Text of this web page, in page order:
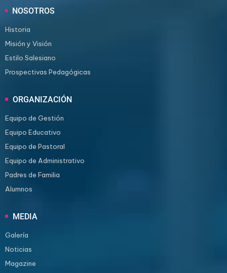
NOSOTROS
Historia
Misión y Visión
Estilo Salesiano
Prospectivas Pedagógicas
ORGANIZACIÓN
Equipo de Gestión
Equipo Educativo
Equipo de Pastoral
Equipo de Administrativo
Padres de Familia
Alumnos
MEDIA
Galería
Noticias
Magazine